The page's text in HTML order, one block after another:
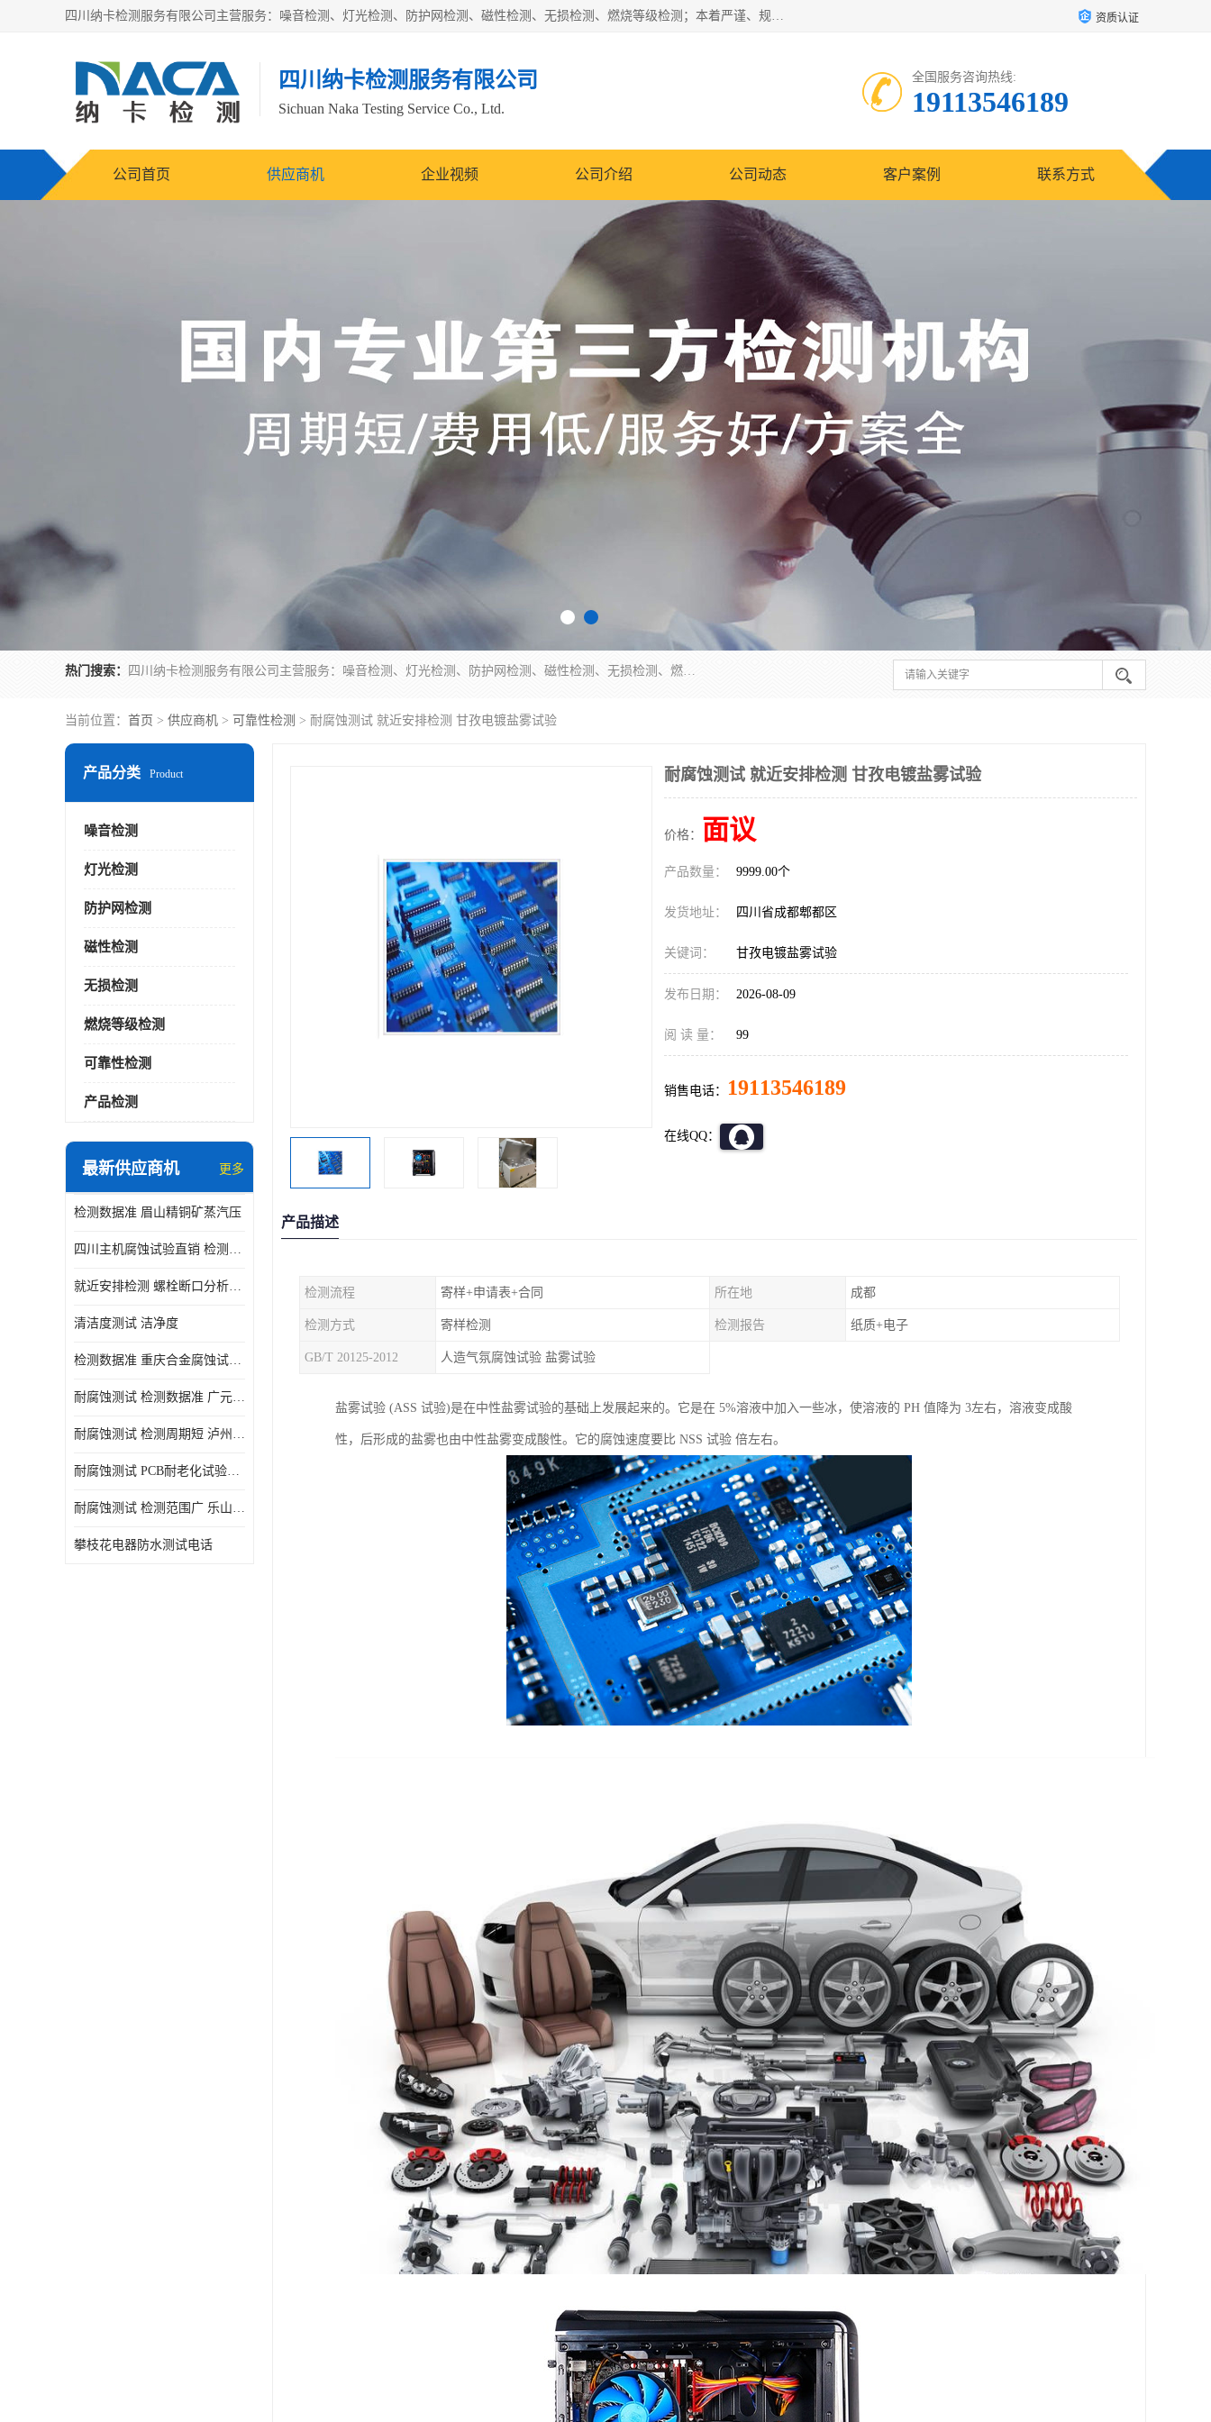
四川纳卡检测服务有限公司主营服务：噪音检测、灯光检测、防护网检测、磁性检测、无损检测、燃烧等级检测；本着严谨、规范的态度严格执行国家现行标准、规范及规程，奉行“科学公正、准确、持续改进、诚信服务”的企业价值和“科学、信誉、服务”的企业宗旨，竭诚为广大客户服务。 资质认证
四川纳卡检测服务有限公司
Sichuan Naka Testing Service Co., Ltd.
全国服务咨询热线:
19113546189
公司首页 供应商机 企业视频 公司介绍 公司动态 客户案例 联系方式
热门搜索： 四川纳卡检测服务有限公司主营服务：噪音检测、灯光检测、防护网检测、磁性检测、无损检测、燃烧等级检测；本着严谨、规范的态度严格执行国家现行标准、规范及规程，奉行“科学公正、准确、持续改进、诚信服务”的企业价值和“科学、信誉、服务”的企业宗旨，竭诚为广大客户服务。
当前位置： 首页 > 供应商机 > 可靠性检测 > 耐腐蚀测试 就近安排检测 甘孜电镀盐雾试验
产品分类 Product
噪音检测
灯光检测
防护网检测
磁性检测
无损检测
燃烧等级检测
可靠性检测
产品检测
最新供应商机 更多
检测数据准 眉山精铜矿蒸汽压
四川主机腐蚀试验直销 检测数据准
就近安排检测 螺栓断口分析公司 断裂失效分析
清洁度测试 洁净度
检测数据准 重庆合金腐蚀试验厂商
耐腐蚀测试 检测数据准 广元家电腐蚀试验
耐腐蚀测试 检测周期短 泸州仪器仪表盐雾试验
耐腐蚀测试 PCB耐老化试验供应 就近安排检测
耐腐蚀测试 检测范围广 乐山腐蚀试验供应
攀枝花电器防水测试电话
耐腐蚀测试 就近安排检测 甘孜电镀盐雾试验
价格： 面议
产品数量： 9999.00个
发货地址： 四川省成都郫都区
关键词： 甘孜电镀盐雾试验
发布日期： 2026-08-09
阅 读 量： 99
销售电话： 19113546189
在线QQ：
产品描述
检测流程 寄样+申请表+合同 所在地 成都
检测方式 寄样检测 检测报告 纸质+电子
GB/T 20125-2012 人造气氛腐蚀试验 盐雾试验
盐雾试验 (ASS 试验)是在中性盐雾试验的基础上发展起来的。它是在 5%溶液中加入一些冰，使溶液的 PH 值降为 3左右，溶液变成酸
性，后形成的盐雾也由中性盐雾变成酸性。它的腐蚀速度要比 NSS 试验 倍左右。